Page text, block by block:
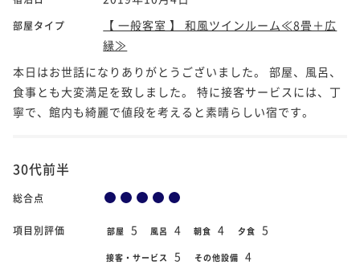
部屋タイプ
【 一般客室 】 和風ツインルーム≪8畳＋広
縁≫
本日はお世話になりありがとうございました。 部屋、風呂、
食事とも大変満足を致しました。 特に接客サービスには、丁
寧で、館内も綺麗で値段を考えると素晴らしい宿です。
30代前半
総合点
項目別評価 部屋 5 風呂 4 朝食 4 夕食 5
接客・サービス 5 その他設備 4